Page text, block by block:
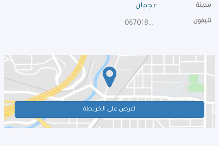
مدينة عجمان
تليفون 067018656
اعرض على الخريطة